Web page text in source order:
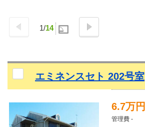
1/14
エミネンスセト 202号室
6.7万円
管理費 -